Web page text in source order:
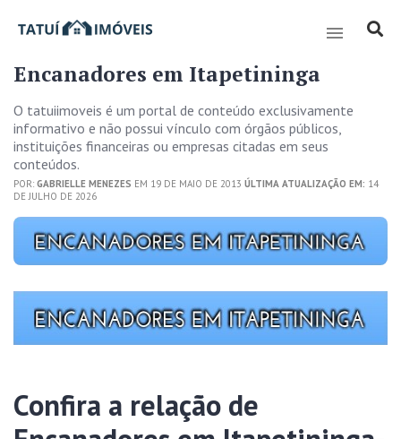
Encanadores em Itapetininga
O tatuiimoveis é um portal de conteúdo exclusivamente
informativo e não possui vínculo com órgãos públicos,
instituições financeiras ou empresas citadas em seus
conteúdos.
POR: GABRIELLE MENEZES EM 19 DE MAIO DE 2013 ÚLTIMA ATUALIZAÇÃO EM: 14
DE JULHO DE 2026
Confira a relação de